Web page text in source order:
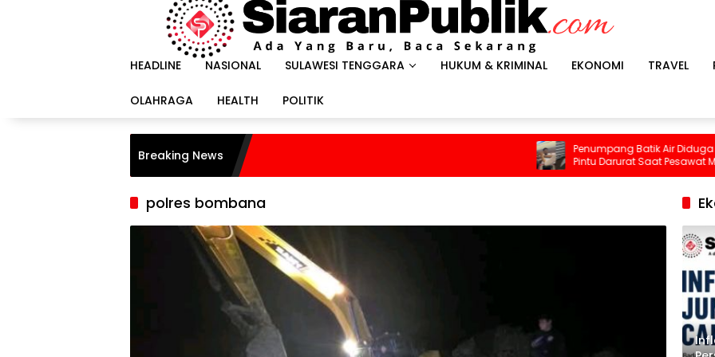
HEADLINE NASIONAL SULAWESI TENGGARA HUKUM & KRIMINAL EKONOMI TRAVEL
OLAHRAGA HEALTH POLITIK
Breaking News
Penumpang Batik Air Diduga Coba Buka
Pintu Darurat Saat Pesawat Mengudara,
Kepanikan Pecah di Dalam Kabin
polres bombana